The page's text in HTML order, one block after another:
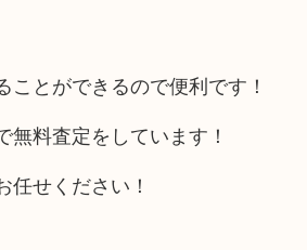
とができるので便利です！
料査定をしています！
せください！